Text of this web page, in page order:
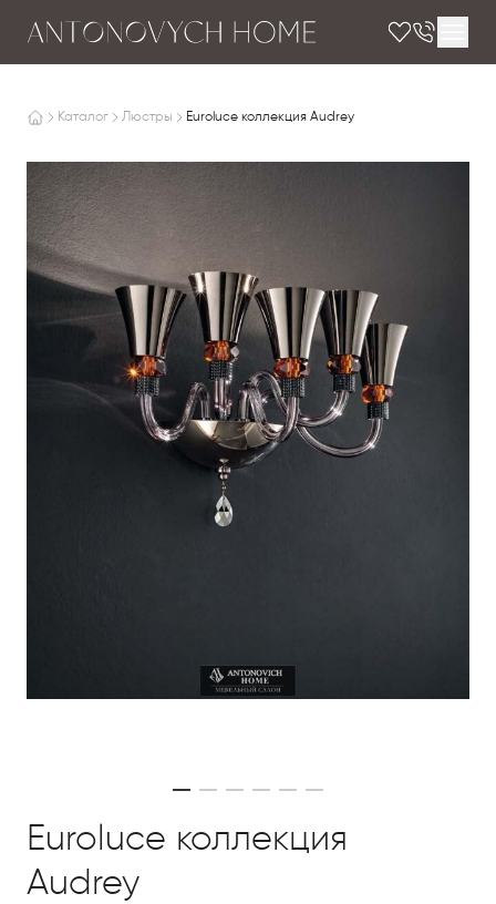
Каталог Люстры Euroluce коллекция Audrey
Euroluce коллекция
Audrey